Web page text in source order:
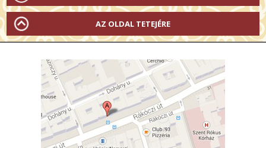
AZ OLDAL TETEJÉRE